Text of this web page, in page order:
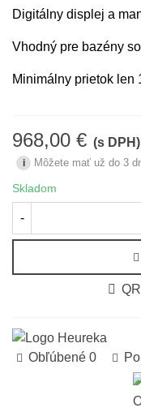
Digitálny displej a
Vhodný pre bazény
Minimálny prietok len
968,00 € (s DPH)
i Môžete mať už do 3
Skladom
-
Obľúbené 0